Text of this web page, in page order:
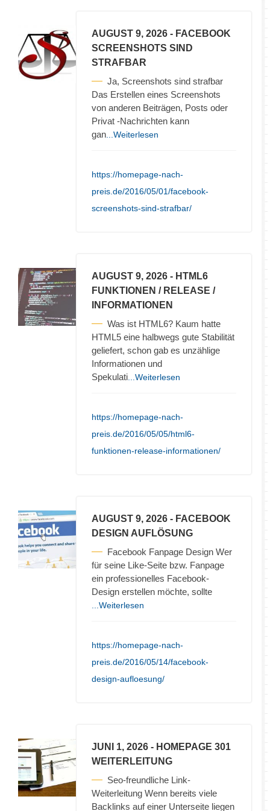
AUGUST 9, 2026 - FACEBOOK
SCREENSHOTS SIND
STRAFBAR
Ja, Screenshots sind strafbar
Das Erstellen eines Screenshots
von anderen Beiträgen, Posts oder
Privat -Nachrichten kann
gan ...Weiterlesen
https://homepage-nach-
preis.de/2016/05/01/facebook-
screenshots-sind-strafbar/
AUGUST 9, 2026 - HTML6
FUNKTIONEN / RELEASE /
INFORMATIONEN
Was ist HTML6? Kaum hatte
HTML5 eine halbwegs gute Stabilität
geliefert, schon gab es unzählige
Informationen und
Spekulati ...Weiterlesen
https://homepage-nach-
preis.de/2016/05/05/html6-
funktionen-release-informationen/
AUGUST 9, 2026 - FACEBOOK
DESIGN AUFLÖSUNG
Facebook Fanpage Design Wer
für seine Like-Seite bzw. Fanpage
ein professionelles Facebook-
Design erstellen möchte, sollte
...Weiterlesen
https://homepage-nach-
preis.de/2016/05/14/facebook-
design-aufloesung/
JUNI 1, 2026 - HOMEPAGE 301
WEITERLEITUNG
Seo-freundliche Link-
Weiterleitung Wenn bereits viele
Backlinks auf einer Unterseite liegen